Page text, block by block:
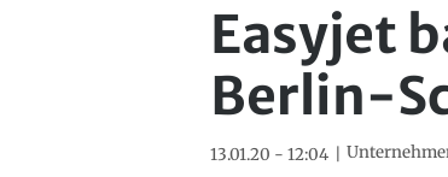
Easyjet
Berlin-
13.01.20 - 12:04